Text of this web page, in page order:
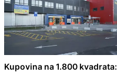
Kupovina na 1.800 kvadrata: